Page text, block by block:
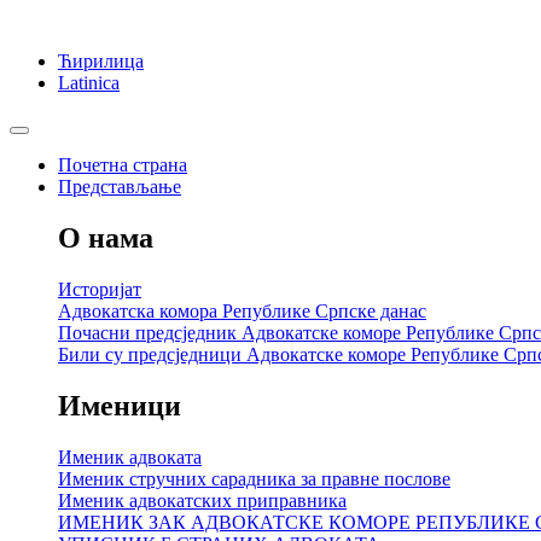
Ћирилица
Latinica
Почетна страна
Представљање
О нама
Историјат
Адвокатска комора Републике Српске данас
Почасни предсједник Адвокатске коморе Републике
Били су предсједници Адвокатске коморе Републике
Именици
Именик адвоката
Именик стручних сарадника за правне послове
Именик адвокатских приправника
ИМЕНИК ЗАК АДВОКАТСКЕ КОМОРЕ РЕПУБЛИКЕ